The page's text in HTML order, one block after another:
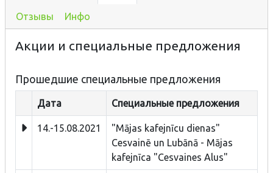
Отзывы Инфо
Акции и специальные предложения
Прошедшие специальные предложения
Дата Специальные предложения
14.-15.08.2021
"Mājas kafejnīcu dienas"
Cesvainē un Lubānā - Mājas
kafejnīca "Cesvaines Alus"